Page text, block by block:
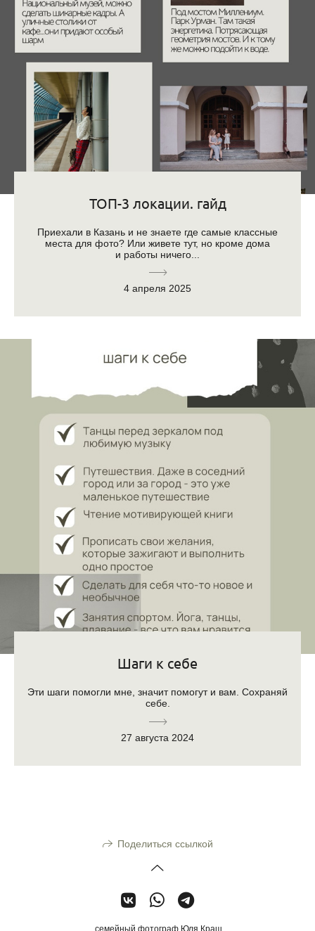
ТОП-3 локации. гайд
Приехали в Казань и не знаете где самые классные
места для фото? Или живете тут, но кроме дома
и работы ничего...
4 апреля 2025
Шаги к себе
Эти шаги помогли мне, значит помогут и вам. Сохраняй
себе.
27 августа 2024
Поделиться ссылкой